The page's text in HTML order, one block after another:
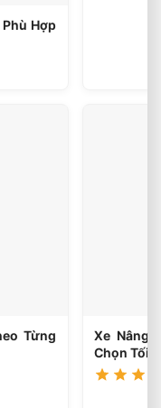
Hợp
Từng
Xe Nâng
Chọn Tối